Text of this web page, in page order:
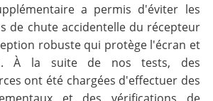
a permis d'éviter les
de chute accidentelle du récepteur
robuste qui protège l'écran et
À la suite de nos tests, des
ont été chargées d'effectuer des